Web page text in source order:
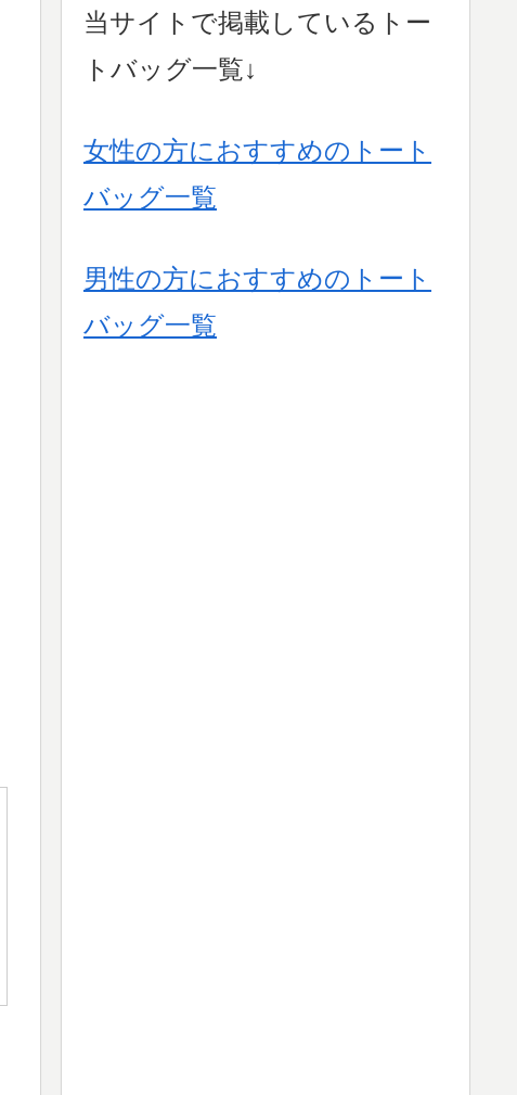
当サイトで掲載しているトー
トバッグ一覧↓
女性の方におすすめのトート
バッグ一覧
男性の方におすすめのトート
バッグ一覧